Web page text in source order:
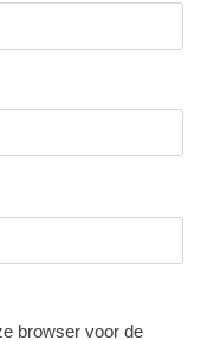
browser voor de